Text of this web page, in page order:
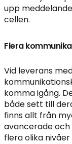
upp
cellen.
Flera
Vid leverans
komma igång.
både sett till
finns allt från
avancerade
flera olika